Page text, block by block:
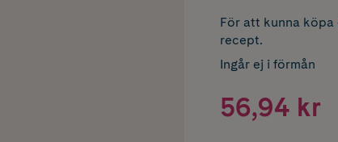
För att kunna köpa
recept.
Ingår ej i förmån
56,94 kr